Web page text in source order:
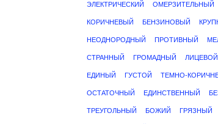
ЭЛЕКТРИЧЕСКИЙ ОМЕРЗИТЕЛЬНЫЙ
КОРИЧНЕВЫЙ БЕНЗИНОВЫЙ
НЕОДНОРОДНЫЙ ПРОТИВНЫЙ
СТРАННЫЙ ГРОМАДНЫЙ ЛИЦЕВОЙ
ЕДИНЫЙ ГУСТОЙ ТЕМНО-
ОСТАТОЧНЫЙ ЕДИНСТВЕННЫЙ
ТРЕУГОЛЬНЫЙ БОЖИЙ ГРЯЗНЫЙ